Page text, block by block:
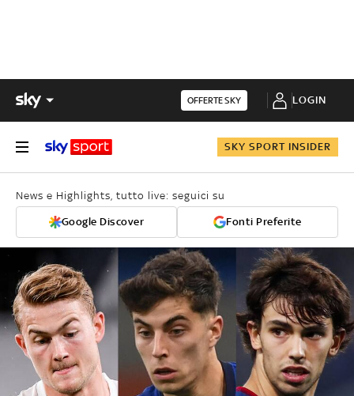
OFFERTE SKY LOGIN
SKY SPORT INSIDER
News e Highlights, tutto live: seguici su
Google Discover Fonti Preferite